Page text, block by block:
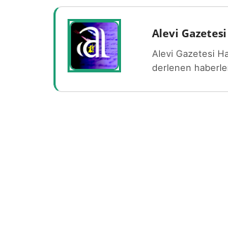
Alevi
Alevi Gazetesi
derlenen